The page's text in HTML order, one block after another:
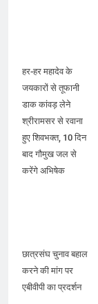
हर-हर महादेव के
जयकारों से तूफानी
डाक कांवड़ लेने
श्रीरामसर से रवाना
हुए शिवभक्त, 10 दिन
बाद गौमुख जल से
करेंगे अभिषेक
छात्रसंघ चुनाव बहाल
करने की मांग पर
एबीवीपी का प्रदर्शन